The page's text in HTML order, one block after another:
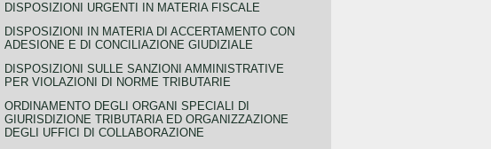
DISPOSIZIONI URGENTI IN MATERIA FISCALE
DISPOSIZIONI IN MATERIA DI ACCERTAMENTO CON
ADESIONE E DI CONCILIAZIONE GIUDIZIALE
DISPOSIZIONI SULLE SANZIONI AMMINISTRATIVE
PER VIOLAZIONI DI NORME TRIBUTARIE
ORDINAMENTO DEGLI ORGANI SPECIALI DI
GIURISDIZIONE TRIBUTARIA ED ORGANIZZAZIONE
DEGLI UFFICI DI COLLABORAZIONE